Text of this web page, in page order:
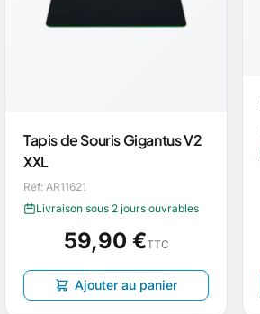
Tapis de Souris Gigantus V2
XXL
Réf: AR11621
Livraison sous 2 jours ouvrables
59,90 €TTC
Ajouter au panier